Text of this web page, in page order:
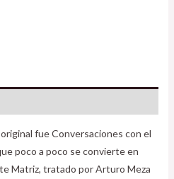
fue Conversaciones con el
poco a poco se convierte en
Matriz, tratado por Arturo Meza